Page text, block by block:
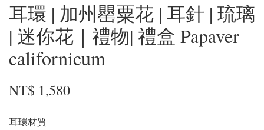
耳環 | 加州罌粟花 | 耳針 | 琉璃
| 迷你花｜禮物| 禮盒 Papaver
californicum
NT$ 1,580
耳環材質